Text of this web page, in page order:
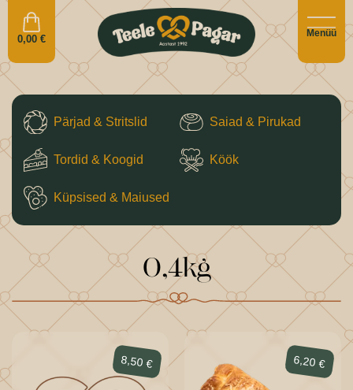
0,00 € Menüü
Pärjad & Stritslid Saiad & Pirukad
Tordid & Koogid Köök
Küpsised & Maiused
0,4kg
8,50€ 6,20€